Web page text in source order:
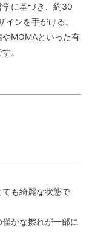
学に基づき、約30
ンを手がける。
MOMAといった有
。
も綺麗な状態で
かな擦れが一部に